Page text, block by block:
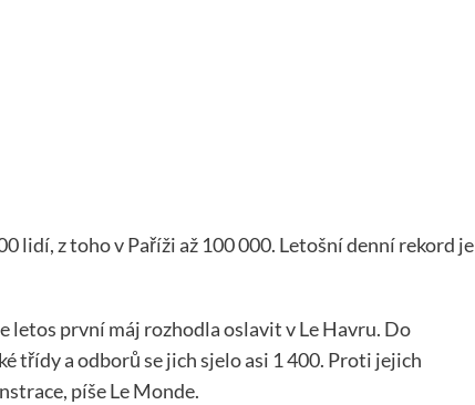
lidí, z toho v Paříži až 100 000. Letošní denní rekord je
letos první máj rozhodla oslavit v Le Havru. Do
třídy a odborů se jich sjelo asi 1 400. Proti jejich
píše Le Monde.